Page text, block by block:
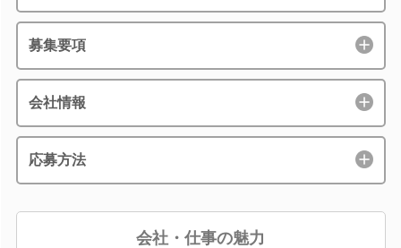
募集要項
会社情報
応募方法
会社・仕事の魅力